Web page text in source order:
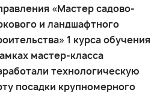
«Мастер садово-
и ландшафтного
1 курса обучения
мастер-класса
технологическую
посадки крупномерного